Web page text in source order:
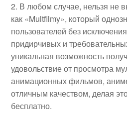
В любом случае, нельзя не
как «Multfilmy», который
пользователей без
придирчивых и
уникальная возможность
удовольствие от просмотра
анимационных фильмов,
отличным качеством, делая
бесплатно.